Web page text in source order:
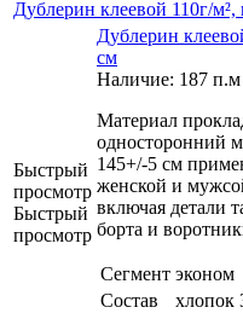
Дублерин клеевой 110г/
Быстрый
просмотр
Быстрый
просмотр
Дублерин
см
Наличие: 187 п.м
Материал
односторонний
145+/-5 см
женской и
включая детали
борта и
Сегмент эконом
Состав
хлопок